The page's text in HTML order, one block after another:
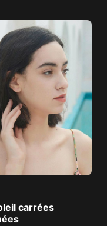
carrées